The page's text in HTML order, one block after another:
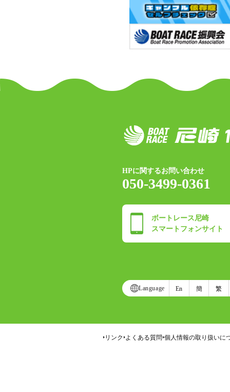
HPに関するお問い合わせ
050-3499-0361
ボートレース尼崎
スマートフォンサイト
Language En 簡 繁
リンク よくある質問 個人情報の取り扱いに